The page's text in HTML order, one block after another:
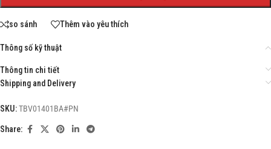
so sánh Thêm vào yêu thích
Thông số kỹ thuật
Thông tin chi tiết
Shipping and Delivery
SKU:TBV01401BA#PN
Share: